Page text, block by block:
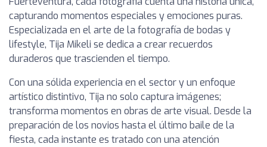
capturando momentos especiales y emociones puras.
Especializada en el arte de la fotografía de bodas y
lifestyle, Tija Mikeli se dedica a crear recuerdos
duraderos que trascienden el tiempo.
Con una sólida experiencia en el sector y un enfoque
artístico distintivo, Tija no solo captura imágenes;
transforma momentos en obras de arte visual. Desde la
preparación de los novios hasta el último baile de la
fiesta, cada instante es tratado con una atención